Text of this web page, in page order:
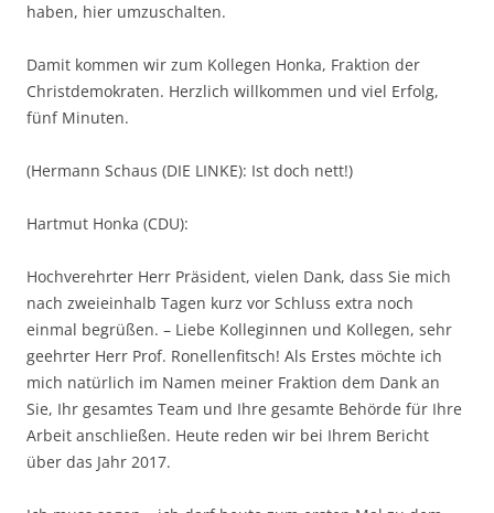
haben, hier umzuschalten.
Damit kommen wir zum Kollegen Honka, Fraktion der
Christdemokraten. Herzlich willkommen und viel Erfolg,
fünf Minuten.
(Hermann Schaus (DIE LINKE): Ist doch nett!)
Hartmut Honka (CDU):
Hochverehrter Herr Präsident, vielen Dank, dass Sie mich
nach zweieinhalb Tagen kurz vor Schluss extra noch
einmal begrüßen. – Liebe Kolleginnen und Kollegen, sehr
geehrter Herr Prof. Ronellenfitsch! Als Erstes möchte ich
mich natürlich im Namen meiner Fraktion dem Dank an
Sie, Ihr gesamtes Team und Ihre gesamte Behörde für Ihre
Arbeit anschließen. Heute reden wir bei Ihrem Bericht
über das Jahr 2017.